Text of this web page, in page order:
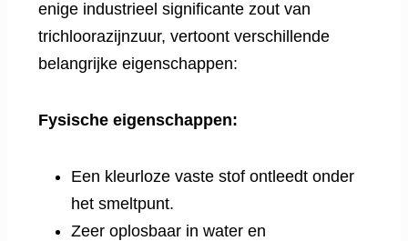
enige industrieel significante zout van
trichloorazijnzuur, vertoont verschillende
belangrijke eigenschappen:
Fysische eigenschappen:
Een kleurloze vaste stof ontleedt onder
het smeltpunt.
Zeer oplosbaar in water en